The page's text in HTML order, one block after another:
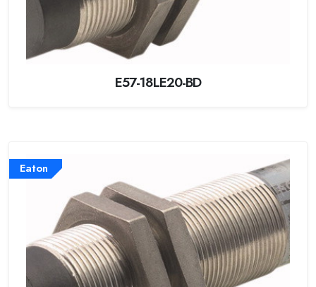
E57-18LE20-BD
Eaton